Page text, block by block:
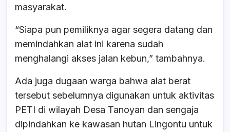
masyarakat.
“Siapa pun pemiliknya agar segera datang dan
memindahkan alat ini karena sudah
menghalangi akses jalan kebun,” tambahnya.
Ada juga dugaan warga bahwa alat berat
tersebut sebelumnya digunakan untuk aktivitas
PETI di wilayah Desa Tanoyan dan sengaja
dipindahkan ke kawasan hutan Lingontu untuk